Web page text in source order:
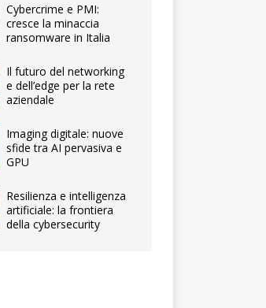
Cybercrime e PMI:
cresce la minaccia
ransomware in Italia
Il futuro del networking
e dell’edge per la rete
aziendale
Imaging digitale: nuove
sfide tra AI pervasiva e
GPU
Resilienza e intelligenza
artificiale: la frontiera
della cybersecurity